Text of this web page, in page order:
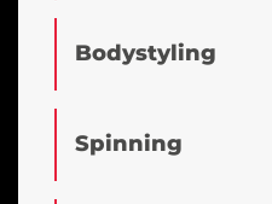
Bodystyling
Spinning